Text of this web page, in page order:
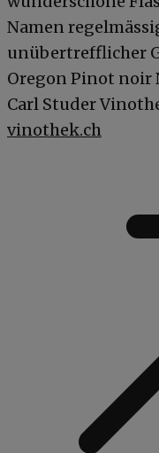
Namen
unübertrefflicher
Oregon Pinot noir
Carl Studer
vinothek.ch